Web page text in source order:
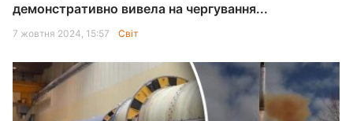
демонстративно вивела на чергування...
7 жовтня 2024, 15:57 Світ